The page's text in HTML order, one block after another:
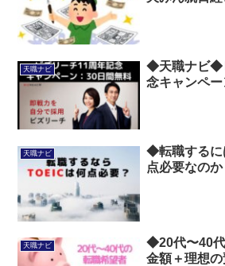
天職ナビ
◆天職ナビ◆
念キャンペ
天職ナビ
◆転職するに
点必要なの
天職ナビ
◆20代〜40
金額＋理想